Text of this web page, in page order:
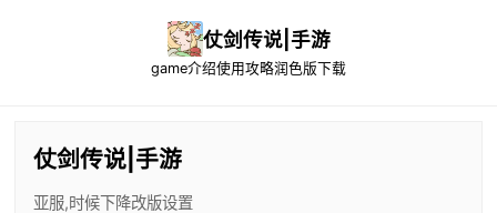
仗剑传说|手游
game介绍使用攻略润色版下载
仗剑传说|手游
亚服,时候下降改版设置